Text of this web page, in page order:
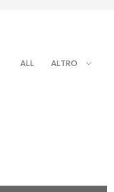
ALL ALTRO